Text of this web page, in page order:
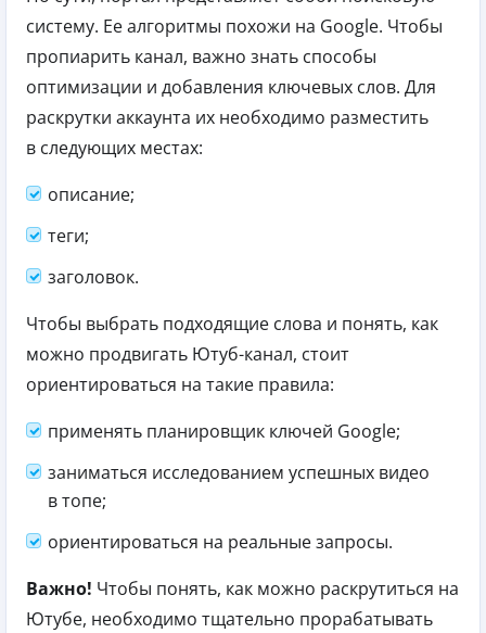
систему. Ее алгоритмы похожи на Google. Чтобы
пропиарить канал, важно знать способы
оптимизации и добавления ключевых слов. Для
раскрутки аккаунта их необходимо разместить
в следующих местах:
описание;
теги;
заголовок.
Чтобы выбрать подходящие слова и понять, как
можно продвигать Ютуб-канал, стоит
ориентироваться на такие правила:
применять планировщик ключей Google;
заниматься исследованием успешных видео
в топе;
ориентироваться на реальные запросы.
Важно! Чтобы понять, как можно раскрутиться на
Ютубе, необходимо тщательно прорабатывать